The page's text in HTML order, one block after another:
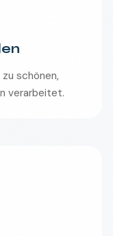
schönen,
verarbeitet.